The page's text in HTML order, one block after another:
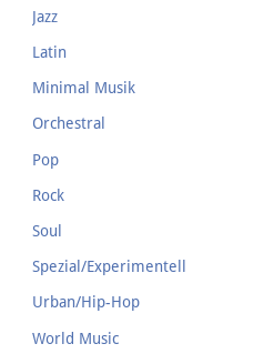
Jazz
Latin
Minimal Musik
Orchestral
Pop
Rock
Soul
Spezial/Experimentell
Urban/Hip-Hop
World Music